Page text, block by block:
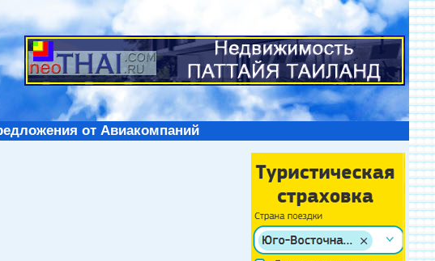
от Авиакомпаний